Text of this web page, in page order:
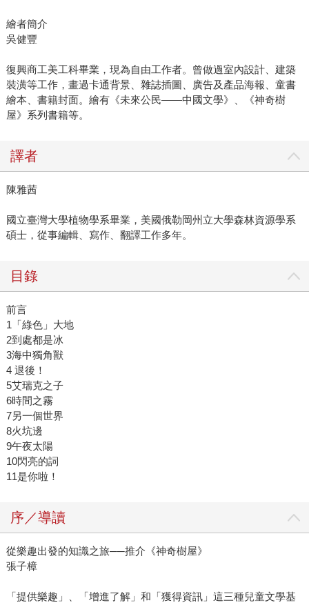
繪者簡介
吳健豐
復興商工美工科畢業，現為自由工作者。曾做過室內設計、建築
裝潢等工作，畫過卡通背景、雜誌插圖、廣告及產品海報、童書
繪本、書籍封面。繪有《未來公民——中國文學》、《神奇樹
屋》系列書籍等。
譯者
陳雅茜
國立臺灣大學植物學系畢業，美國俄勒岡州立大學森林資源學系
碩士，從事編輯、寫作、翻譯工作多年。
目錄
前言
1「綠色」大地
2到處都是冰
3海中獨角獸
4 退後！
5艾瑞克之子
6時間之霧
7另一個世界
8火坑邊
9午夜太陽
10閃亮的詞
11是你啦！
序／導讀
從樂趣出發的知識之旅──推介《神奇樹屋》
張子樟
「提供樂趣」、「增進了解」和「獲得資訊」這三種兒童文學基